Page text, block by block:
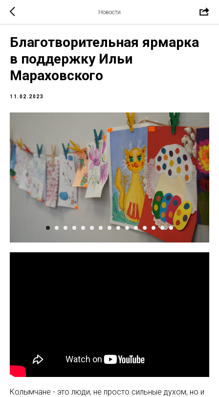
Новости
Благотворительная ярмарка
в поддержку Ильи
Мараховского
11.02.2023
Колымчане - это люди, не просто сильные духом, но и